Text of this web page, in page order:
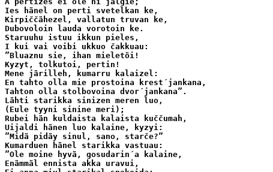
Ies hänel on perti svetelkan ke,
Kirpiččähezel, vallatun truvan ke,
Dubovoloin lauda vorotoin ke.
Staruuhu istuu ikkun pieles,
I kui vai voibi ukkuo čakkuau:
”Bluaznu sie, ihan mieletöi!
Kyzyt, tolkutoi, pertin!
Mene järilleh, kumarru kalaizel:
En tahto olla mie prostoina krest´jankana,
Tahton olla stolbovoina dvor´jankana”.
Lähti starikka sinizen meren luo,
(Eule tyyni sinine meri);
Rubei hän kuldaista kalaista kuččumah,
Uijaldi hänen luo kalaine, kyzyi:
”Midä pidäy sinul, sano, starče?”
Kumarduen hänel starikka vastuau:
”Ole moine hyvä, gosudarin´a kalaine,
Enämmäl ennista akka uravui,